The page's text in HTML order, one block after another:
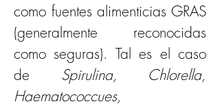
como fuentes alimenticias GRAS
(generalmente reconocidas
como seguras). Tal es el caso
de Spirulina, Chlorella,
Haematococcues,